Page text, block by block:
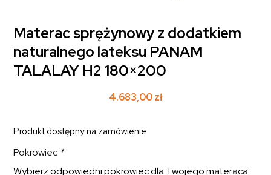
Materac sprężynowy z dodatkiem
naturalnego lateksu PANAM
TALALAY H2 180×200
4.683,00zł
Produkt dostępny na zamówienie
Pokrowiec *
Wybierz odpowiedni pokrowiec dla Twojego materaca: